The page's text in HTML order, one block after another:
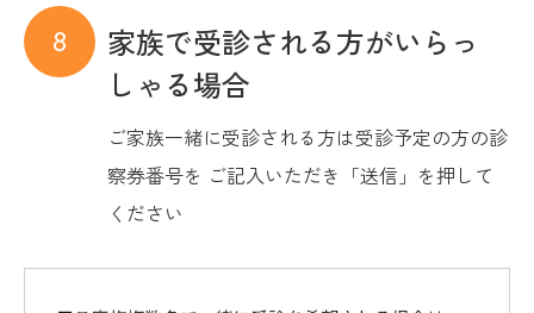
家族で受診される方がいらっ
しゃる場合
ご家族一緒に受診される方は受診予定の方の診
察券番号を ご記入いただき「送信」を押して
ください